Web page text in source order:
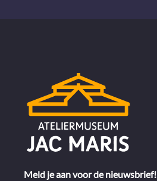
Meld je aan voor de nieuwsbrief!